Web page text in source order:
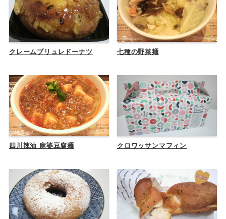
クレームブリュレドーナツ 七種の野菜麺
四川辣油 麻婆豆腐麺 クロワッサンマフィン